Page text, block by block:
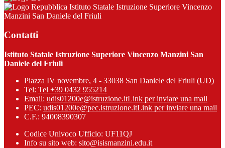
Istituto Statale Istruzione Superiore Vincenzo
Manzini San Daniele del Friuli
Contatti
Istituto Statale Istruzione Superiore Vincenzo Manzini San
Daniele del Friuli
Piazza IV novembre, 4 - 33038 San Daniele del Friuli (UD)
Tel: Tel +39 0432 955214
Email: udis01200e@istruzione.itLink per inviare una mail
PEC: udis01200e@pec.istruzione.itLink per inviare una mail
C.F.: 94008390307
Codice Univoco Ufficio: UF11QJ
Info su sito web: sito@isismanzini.edu.it